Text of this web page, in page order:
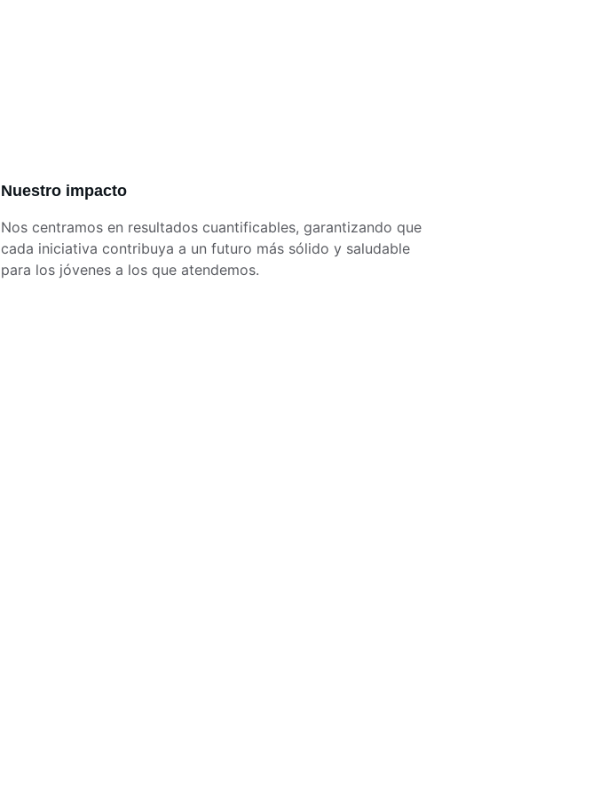
Nuestro impacto
Nos centramos en resultados cuantificables, garantizando que
cada iniciativa contribuya a un futuro más sólido y saludable
para los jóvenes a los que atendemos.